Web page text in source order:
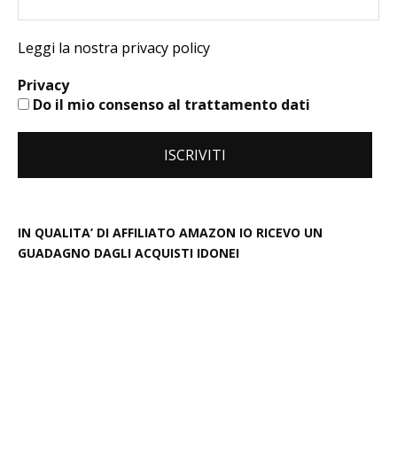
Leggi la nostra privacy policy
Privacy
Do il mio consenso al trattamento dati
IN QUALITA’ DI AFFILIATO AMAZON IO RICEVO UN
GUADAGNO DAGLI ACQUISTI IDONEI